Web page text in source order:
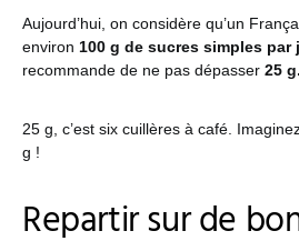
Aujourd’hui, on considère qu’un
environ 100 g de sucres simples par
recommande de ne pas dépasser 25 g.
25 g, c’est six cuillères à café.
g !
Repartir sur de